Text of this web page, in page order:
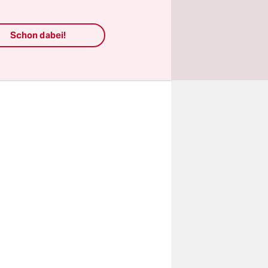
der
Schon dabei!